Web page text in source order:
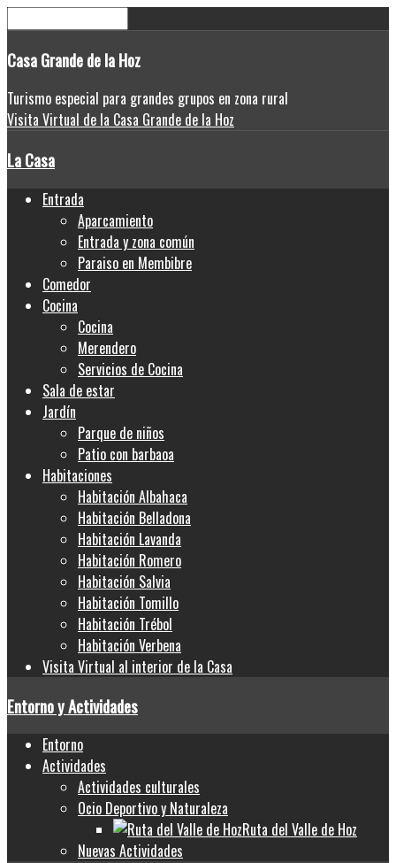
CasaGrande de la Hoz
Turismo especial para grandes grupos en zona rural
Visita Virtual de la Casa Grande de la Hoz
La Casa
Entrada
Aparcamiento
Entrada y zona común
Paraiso en Membibre
Comedor
Cocina
Cocina
Merendero
Servicios de Cocina
Sala de estar
Jardín
Parque de niños
Patio con barbaoa
Habitaciones
Habitación Albahaca
Habitación Belladona
Habitación Lavanda
Habitación Romero
Habitación Salvia
Habitación Tomillo
Habitación Trébol
Habitación Verbena
Visita Virtual al interior de la Casa
Entorno y Actividades
Entorno
Actividades
Actividades culturales
Ocio Deportivo y Naturaleza
Ruta del Valle de Hoz
Nuevas Actividades